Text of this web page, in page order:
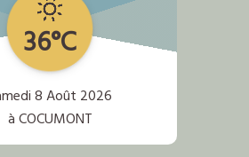
36°C
8 Août 2026
à COCUMONT